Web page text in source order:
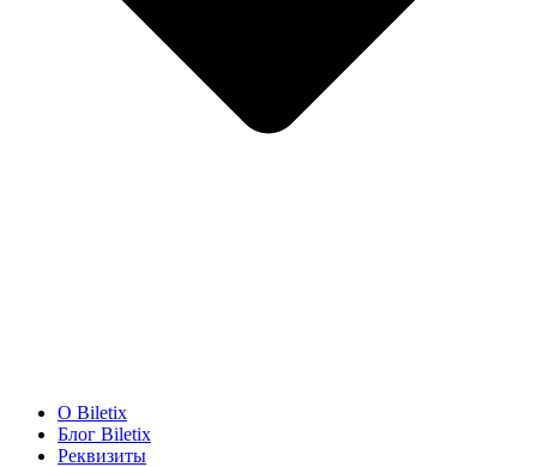
O Biletix
Блог Biletix
Реквизиты